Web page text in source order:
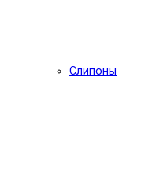
Слипоны